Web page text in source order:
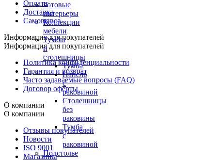
Готовые
интерьеры
Коллекции
мебели
Тумбы
и
столешницы
Тумба
Панель
с
раковиной
Столешницы
без
раковины
Тумба
с
раковиной
Подстолье
Оплата
Доставка
Самовывоз
Информация для покупателей
Информация для покупателей
Политика конфиденциальности
Гарантия и возврат
Часто задаваемые вопросы (FAQ)
Договор оферты
О компании
О компании
Отзывы покупателей
Новости
ISO 9001
Магазины